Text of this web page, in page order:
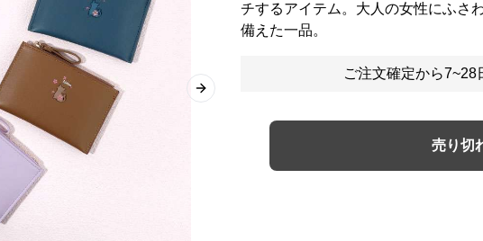
Next slide
チするアイテム。大人の女性にふさ
備えた一品。
ご注文確定から7~28
売り切